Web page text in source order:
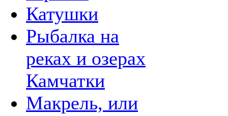
Катушки
Рыбалка на
реках и озерах
Камчатки
Макрель, или